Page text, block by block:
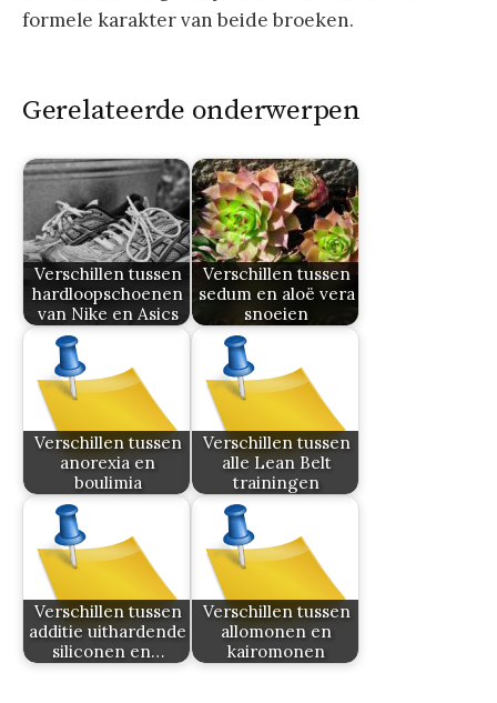
formele karakter van beide broeken.
Gerelateerde onderwerpen
Verschillen tussen
hardloopschoenen
van Nike en Asics
Verschillen tussen
sedum en aloë vera
snoeien
Verschillen tussen
anorexia en
boulimia
Verschillen tussen
alle Lean Belt
trainingen
Verschillen tussen
additie uithardende
siliconen en…
Verschillen tussen
allomonen en
kairomonen